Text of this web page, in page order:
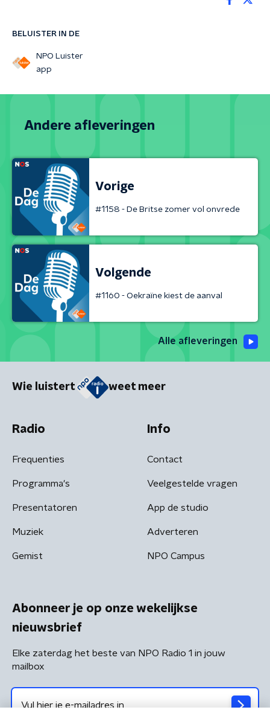
BELUISTER IN DE
NPO Luister
app
Andere afleveringen
Vorige
#1158 - De Britse zomer vol onvrede
Volgende
#1160 - Oekraïne kiest de aanval
Alle afleveringen
Wie luistert weet meer
Radio
Frequenties
Programma's
Presentatoren
Muziek
Gemist
Info
Contact
Veelgestelde vragen
App de studio
Adverteren
NPO Campus
Abonneer je op onze wekelijkse
nieuwsbrief
Elke zaterdag het beste van NPO Radio 1 in jouw
mailbox